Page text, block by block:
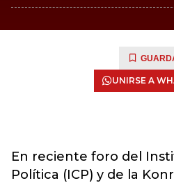
UNIRSE A
En reciente foro del
Política (ICP) y de la